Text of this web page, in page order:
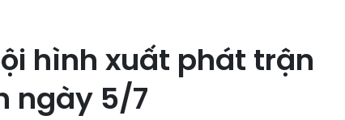
hình xuất phát trận
ngày 5/7